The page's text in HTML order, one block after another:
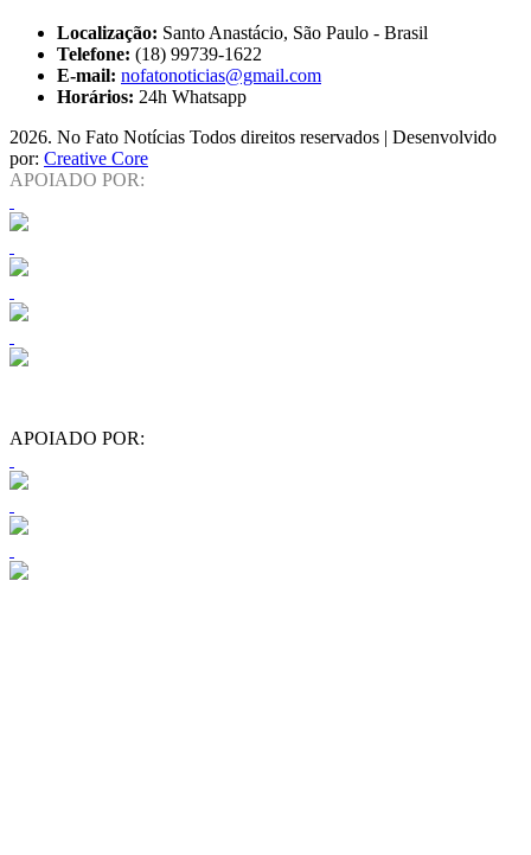
Localização: Santo Anastácio, São Paulo - Brasil
Telefone: (18) 99739-1622
E-mail: nofatonoticias@gmail.com
Horários: 24h Whatsapp
2026. No Fato Notícias Todos direitos reservados | Desenvolvido
por: Creative Core
APOIADO POR:
APOIADO POR: